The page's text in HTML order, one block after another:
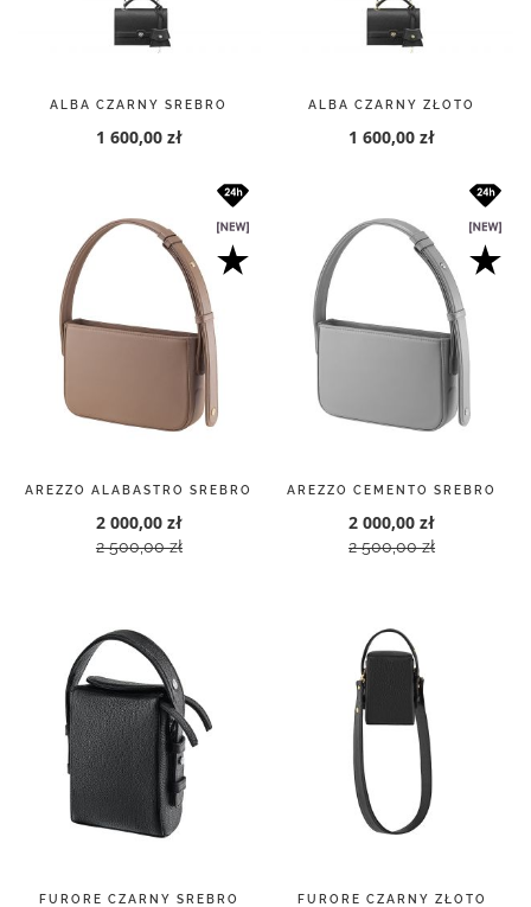
ALBA CZARNY SREBRO
1 600,00 zł
ALBA CZARNY ZŁOTO
1 600,00 zł
AREZZO ALABASTRO SREBRO
2 000,00 zł
2 500,00 zł
AREZZO CEMENTO SREBRO
2 000,00 zł
2 500,00 zł
FURORE CZARNY SREBRO FURORE CZARNY ZŁOTO